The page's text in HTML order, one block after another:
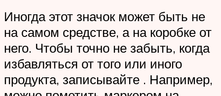
Иногда этот значок может быть не
на самом средстве, а на коробке от
него. Чтобы точно не забыть, когда
избавляться от того или иного
продукта, записывайте . Например,